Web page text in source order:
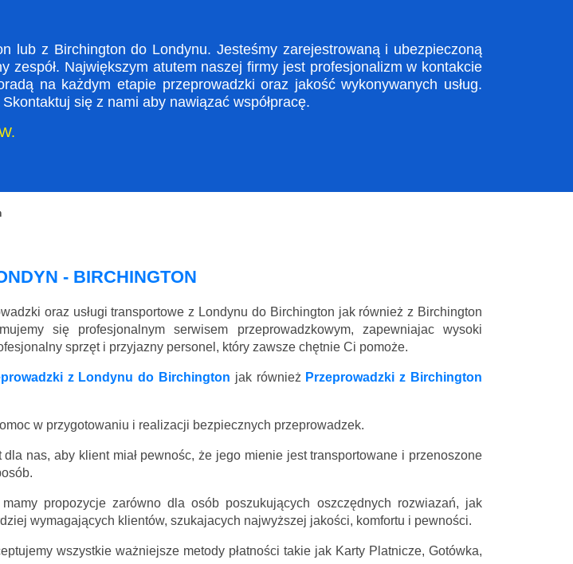
lub z Birchington do Londynu. Jesteśmy zarejestrowaną i ubezpieczoną
Największym atutem naszej firmy jest profesjonalizm w kontakcie
na każdym etapie przeprowadzki oraz jakość wykonywanych usług.
się z nami aby nawiązać współpracę.
- BIRCHINGTON
oraz usługi transportowe z Londynu do Birchington jak również z Birchington
się profesjonalnym serwisem przeprowadzkowym, zapewniajac wysoki
sprzęt i przyjazny personel, który zawsze chętnie Ci pomoże.
z Londynu do Birchington jak również Przeprowadzki z Birchington
w przygotowaniu i realizacji bezpiecznych przeprowadzek.
dla nas, aby klient miał pewnośc, że jego mienie jest transportowane i przenoszone
propozycje zarówno dla osób poszukujących oszczędnych rozwiazań, jak
wymagających klientów, szukajacych najwyższej jakości, komfortu i pewności.
wszystkie ważniejsze metody płatności takie jak Karty Platnicze, Gotówka,